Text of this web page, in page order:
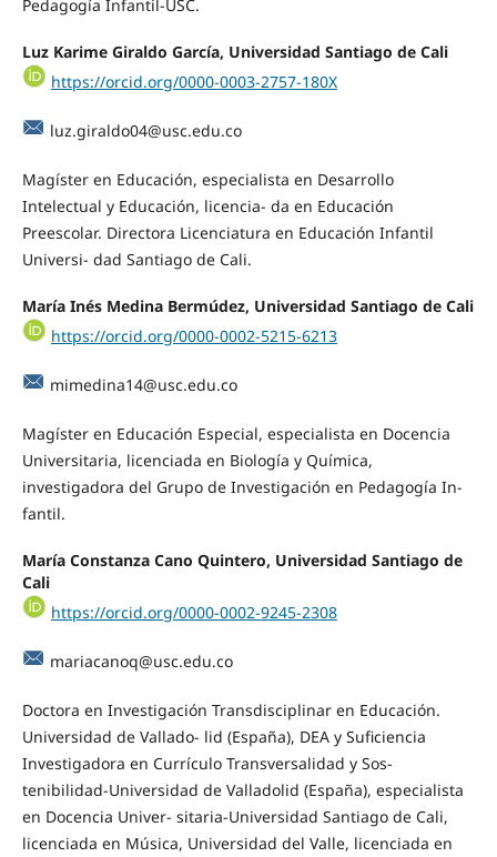
Pedagogía Infantil-USC.
Luz Karime Giraldo García, Universidad Santiago de Cali
https://orcid.org/0000-0003-2757-180X
luz.giraldo04@usc.edu.co
Magíster en Educación, especialista en Desarrollo
Intelectual y Educación, licencia- da en Educación
Preescolar. Directora Licenciatura en Educación Infantil
Universi- dad Santiago de Cali.
María Inés Medina Bermúdez, Universidad Santiago de Cali
https://orcid.org/0000-0002-5215-6213
mimedina14@usc.edu.co
Magíster en Educación Especial, especialista en Docencia
Universitaria, licenciada en Biología y Química,
investigadora del Grupo de Investigación en Pedagogía In-
fantil.
María Constanza Cano Quintero, Universidad Santiago de
Cali
https://orcid.org/0000-0002-9245-2308
mariacanoq@usc.edu.co
Doctora en Investigación Transdisciplinar en Educación.
Universidad de Vallado- lid (España), DEA y Suficiencia
Investigadora en Currículo Transversalidad y Sos-
tenibilidad-Universidad de Valladolid (España), especialista
en Docencia Univer- sitaria-Universidad Santiago de Cali,
licenciada en Música, Universidad del Valle, licenciada en